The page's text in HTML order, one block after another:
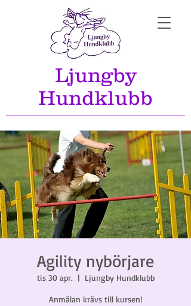
Ljungby
Hundklubb
Agility nybörjare
tis 30 apr.
  |
Ljungby Hundklubb
Anmälan krävs till kursen!